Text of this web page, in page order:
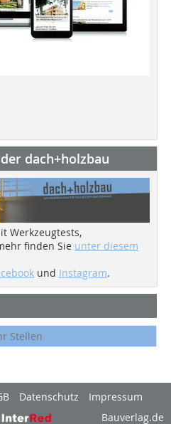
dach+holzbau
Werkzeugtests,
finden Sie unter diesem
und Instagram.
Stellen
Datenschutz
Impressum
Bauverlag.de